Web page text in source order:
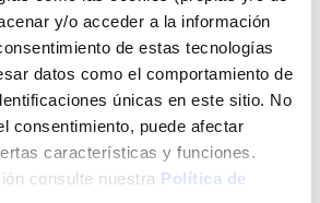
y/o acceder a la información
de estas tecnologías
datos como el comportamiento de
únicas en este sitio. No
consentimiento, puede afectar
características y funciones.
consulte nuestra Política de
gratis
Envío a domicilio:
5 días hábiles
+ INFO